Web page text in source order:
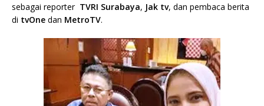
sebagai reporter TVRI Surabaya, Jak tv, dan pembaca berita
di tvOne dan MetroTV.